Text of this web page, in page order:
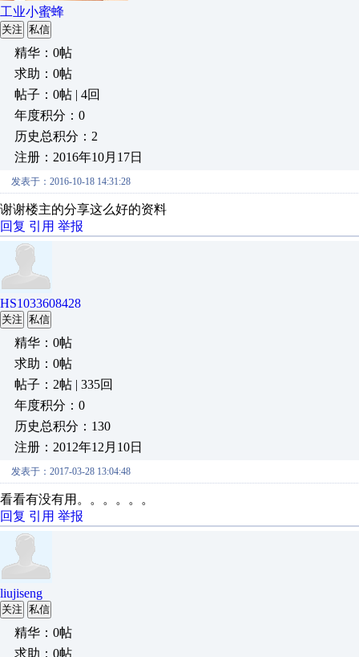
工业小蜜蜂
关注 私信
精华：0帖
求助：0帖
帖子：0帖 | 4回
年度积分：0
历史总积分：2
注册：2016年10月17日
发表于：2016-10-18 14:31:28
谢谢楼主的分享这么好的资料
回复 引用 举报
HS1033608428
关注 私信
精华：0帖
求助：0帖
帖子：2帖 | 335回
年度积分：0
历史总积分：130
注册：2012年12月10日
发表于：2017-03-28 13:04:48
看看有没有用。。。。。。
回复 引用 举报
liujiseng
关注 私信
精华：0帖
求助：0帖